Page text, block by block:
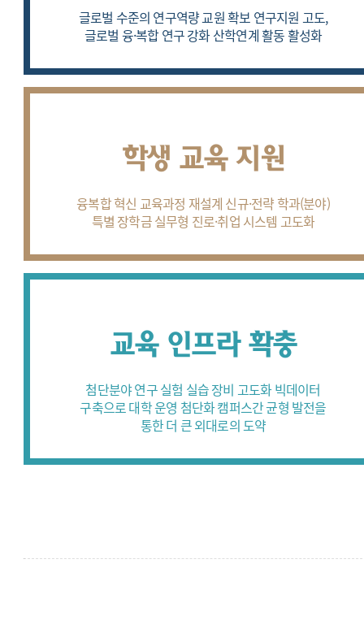
글로벌 수준의 연구역량 교원 확보 연구지원 고도,
글로벌 융·복합 연구 강화산학연계 활동 활성화
학생 교육 지원
융복합 혁신 교육과정 재설계 신규·전략 학과(분야)
특별 장학금실무형 진로·취업 시스템 고도화
교육 인프라 확충
첨단분야 연구 실험 실습 장비 고도화빅데이터
구축으로 대학 운영 첨단화캠퍼스간 균형 발전을
통한더 큰 외대로의 도약